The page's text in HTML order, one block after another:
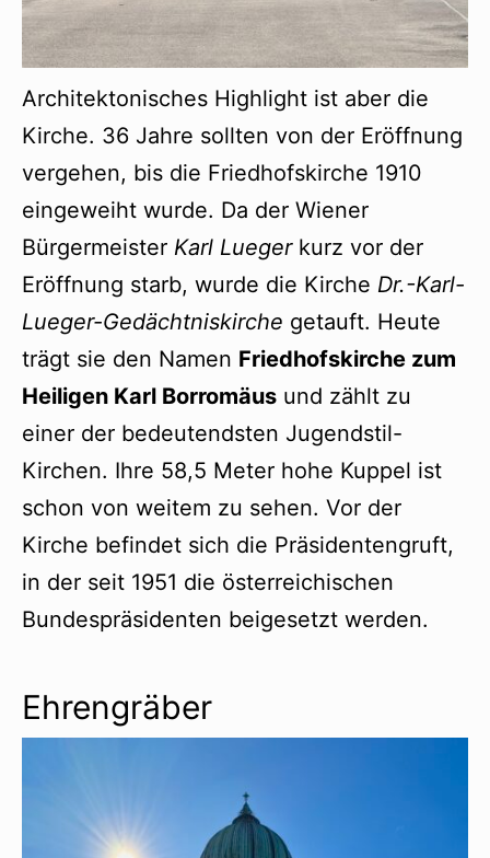
Architektonisches Highlight ist aber die
Kirche. 36 Jahre sollten von der Eröffnung
vergehen, bis die Friedhofskirche 1910
eingeweiht wurde. Da der Wiener
Bürgermeister Karl Luegerkurz vor der
Eröffnung starb, wurde die Kirche Dr.-Karl-
Lueger-Gedächtniskirche getauft. Heute
trägt sie den Namen Friedhofskirche zum
Heiligen Karl Borromäus und zählt zu
einer der bedeutendsten Jugendstil-
Kirchen. Ihre 58,5 Meter hohe Kuppel ist
schon von weitem zu sehen. Vor der
Kirche befindet sich die Präsidentengruft,
in der seit 1951 die österreichischen
Bundespräsidenten beigesetzt werden.
Ehrengräber